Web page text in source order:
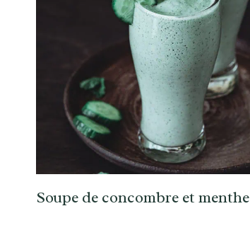
Soupe de concombre et menthe